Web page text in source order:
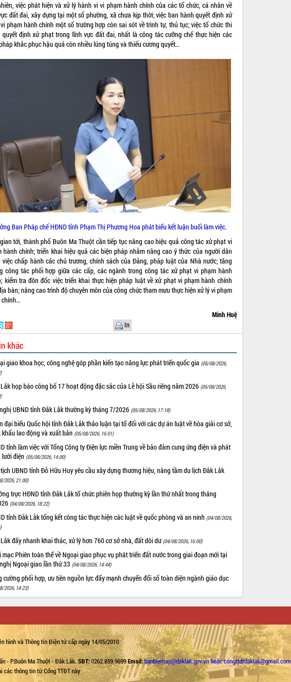
việc phát hiện và xử lý hành vi vi phạm hành chính của các tổ chức, cá nhân về
đất đai, xây dựng tại một số phường, xã chưa kịp thời; việc ban hành quyết định xử
phạm hành chính một số trường hợp còn sai sót về trình tự, thủ tục; việc tổ chức thi
quyết định xử phạt trong lĩnh vực đất đai, nhất là công tác cưỡng chế thực hiện các
khắc phục hậu quả còn nhiều lúng túng và thiếu cương quyết…
Ban Pháp chế HĐND tỉnh Phạm Thị Phương Hoa phát biểu kết luận buổi làm việc.
tới, thành phố Buôn Ma Thuột cần tiếp tục nâng cao hiệu quả công tác xử phạt vi
hành chính; triển khai hiệu quả các biện pháp nhằm nâng cao ý thức của người dân
việc chấp hành các chủ trương, chính sách của Đảng, pháp luật của Nhà nước; tăng
công tác phối hợp giữa các cấp, các ngành trong công tác xử phạt vi phạm hành
kiểm tra đôn đốc việc triển khai thực hiện pháp luật về xử phạt vi phạm hành chính
bàn; nâng cao trình độ chuyên môn của công chức tham mưu thực hiện xử lý vi phạm
chính…
Minh Huệ
In
khác
giao khoa học, công nghệ góp phần kiến tạo năng lực phát triển quốc gia (05/08/2026,
họp báo công bố 17 hoạt động đặc sắc của Lễ hội Sầu riêng năm 2026 (05/08/2026,
UBND tỉnh Đắk Lắk thường kỳ tháng 7/2026 (05/08/2026, 17:18)
đại biểu Quốc hội tỉnh Đắk Lắk thảo luận tại tổ đối với các dự án luật về hòa giải cơ sở,
khẩu lao động và xuất bản (05/08/2026, 16:01)
tỉnh làm việc với Tổng Công ty Điện lực miền Trung về bảo đảm cung ứng điện và phát
lưới điện (05/08/2026, 14:00)
UBND tỉnh Đỗ Hữu Huy yêu cầu xây dựng thương hiệu, nâng tầm du lịch Đắk Lắk
2026, 21:00)
trực HĐND tỉnh Đắk Lắk tổ chức phiên họp thường kỳ lần thứ nhất trong tháng
(04/08/2026, 18:22)
tỉnh Đắk Lắk tổng kết công tác thực hiện các luật về quốc phòng và an ninh (04/08/2026,
đẩy nhanh khai thác, xử lý hơn 760 cơ sở nhà, đất dôi dư (04/08/2026, 16:00)
mạc Phiên toàn thể về Ngoại giao phục vụ phát triển đất nước trong giai đoạn mới tại
Ngoại giao lần thứ 33 (04/08/2026, 14:44)
cường phối hợp, ưu tiên nguồn lực đẩy mạnh chuyển đổi số toàn diện ngành giáo dục
2026, 14:23)
hình và Thông tin Điện tử cấp ngày 14/05/2010
- P.Buôn Ma Thuột - Đắk Lắk.SĐT:0262.859.9699Email:banbientap@daklak.gov.vn hoặc congttdtdaklak@gmail.com
các thông tin từ Cổng TTĐT này